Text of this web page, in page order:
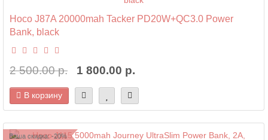
Hoco J87A 20000mah Tacker PD20W+QC3.0 Power
Bank, black
2 500.00 р. 1 800.00 р.
В корзину
Ваша скидка: -20%